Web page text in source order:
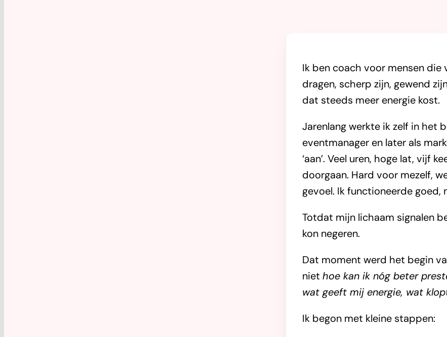
Ik ben coach voor mensen
dragen, scherp zijn, gewend
dat steeds meer energie kost.
Jarenlang werkte ik zelf in het
eventmanager en later als
‘aan’. Veel uren, hoge lat, vijf
doorgaan. Hard voor mezelf,
gevoel. Ik functioneerde
Totdat mijn lichaam signalen
kon negeren.
Dat moment werd het begin
niet hoe kan ik nóg beter
wat geeft mij energie, wat
Ik begon met kleine stappen: